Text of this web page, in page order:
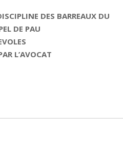
DES BARREAUX DU
DE PAU
L’AVOCAT